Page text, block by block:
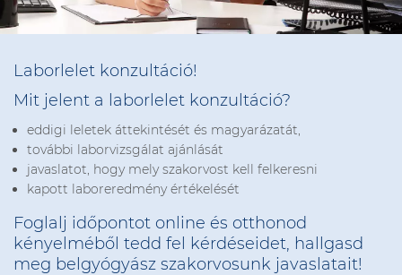
Laborlelet konzultáció!
Mit jelent a laborlelet konzultáció?
eddigi leletek áttekintését és magyarázatát,
további laborvizsgálat ajánlását
javaslatot, hogy mely szakorvost kell felkeresni
kapott laboreredmény értékelését
Foglalj időpontot online és otthonod
kényelméből tedd fel kérdéseidet, hallgasd
meg belgyógyász szakorvosunk javaslatait!